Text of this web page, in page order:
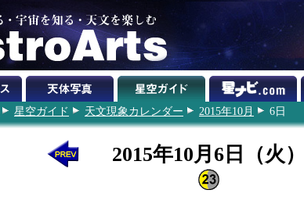
星空ガイド 天文現象カレンダー 2015年10月 6日
2015年10月6日（火）